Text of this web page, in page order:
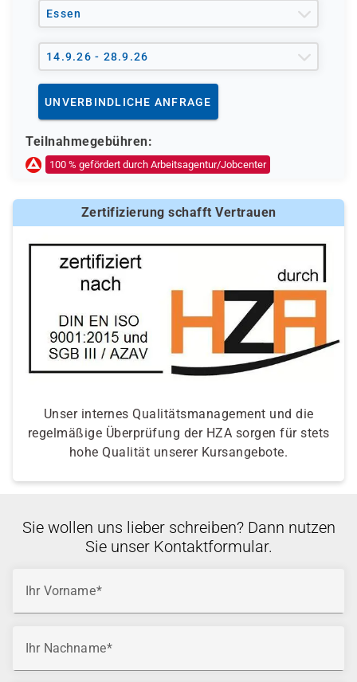
Essen
14.9.26 - 28.9.26
UNVERBINDLICHE ANFRAGE
Teilnahmegebühren:
100 % gefördert durch Arbeitsagentur/Jobcenter
Zertifizierung schafft Vertrauen
Unser internes Qualitätsmanagement und die
regelmäßige Überprüfung der HZA sorgen für stets
hohe Qualität unserer Kursangebote.
Sie wollen uns lieber schreiben? Dann nutzen
Sie unser Kontaktformular.
Ihr Vorname
Ihr Nachname